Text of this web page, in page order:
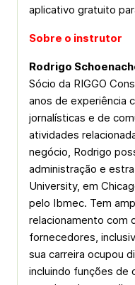
aplicativo gratuito
Sobre o instrutor
Rodrigo
Sócio da RIGGO
anos de experiência
jornalísticas e de
atividades
negócio, Rodrigo
administração e
University, em
pelo Ibmec. Tem
relacionamento com
fornecedores,
sua carreira ocupou
incluindo funções de